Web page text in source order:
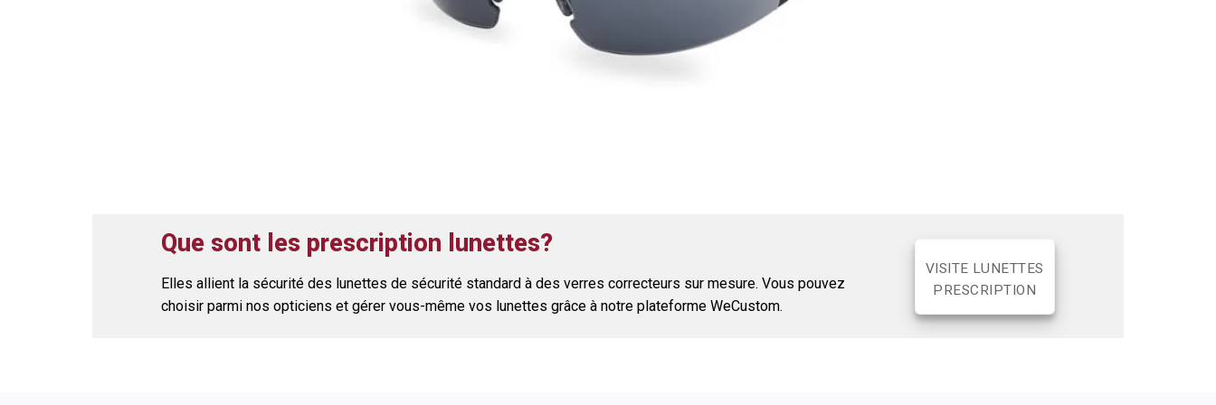
Que sont les prescription lunettes?
Elles allient la sécurité des lunettes de sécurité standard à des verres correcteurs sur mesure. Vous pouvez
choisir parmi nos opticiens et gérer vous-même vos lunettes grâce à notre plateforme WeCustom.
VISITE LUNETTES
PRESCRIPTION